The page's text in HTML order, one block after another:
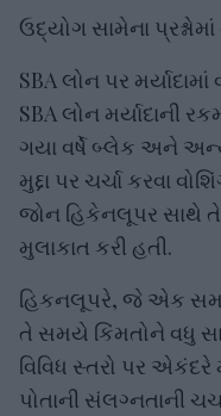
ઉદ્યોગ સામેના
SBA લોન પર
SBA લોન મર્યાદાની
ગયા વર્ષે બ્લેક અને
મુદ્દા પર ચર્ચા કરવા
જોન હિકેનલૂપર સાથે
મુલાકાત કરી હતી.
હિકનલૂપરે, જે એક સમયે
તે સમયે કિંમતોને વધુ
વિવિધ સ્તરો પર એકંદરે
પોતાની સંલગ્નતાની